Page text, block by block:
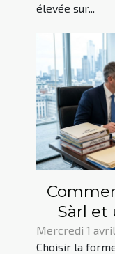
élevée sur...
Sàrl et
projet
Mercredi 1
Choisir la